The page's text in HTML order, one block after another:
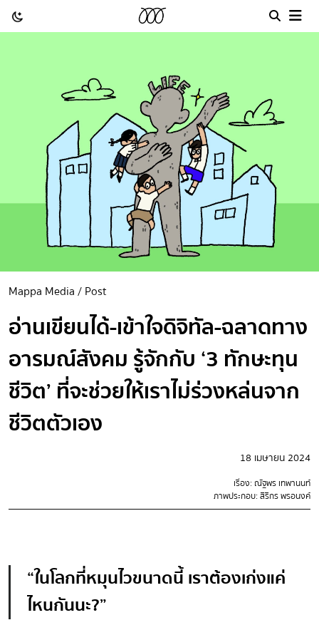
Mappa Media / Post
อ่านเขียนได้-เข้าใจดิจิทัล-ฉลาดทาง
อารมณ์สังคม รู้จักกับ ‘3 ทักษะทุน
ชีวิต’ ที่จะช่วยให้เราไม่ร่วงหล่นจาก
ชีวิตตัวเอง
18 เมษายน 2024
เรื่อง: ณัฐพร เทพานนท์
ภาพประกอบ: สิริกร พรอนงค์
“ในโลกที่หมุนไวขนาดนี้ เราต้องเก่งแค่
ไหนกันนะ?”